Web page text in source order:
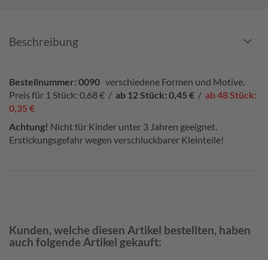
Beschreibung
Bestellnummer: 0090 verschiedene Formen und Motive.
Preis für 1 Stück: 0,68 € / ab 12 Stück: 0,45 € / ab 48 Stück:
0,35 €
Achtung! Nicht für Kinder unter 3 Jahren geeignet.
Erstickungsgefahr wegen verschluckbarer Kleinteile!
Kunden, welche diesen Artikel bestellten, haben
auch folgende Artikel gekauft: